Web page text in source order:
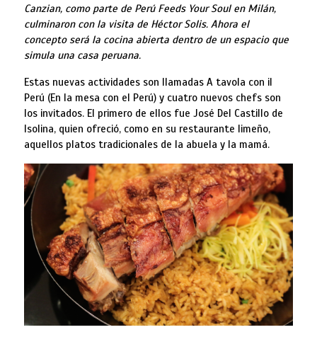
Canzian, como parte de Perú Feeds Your Soul en Milán,
culminaron con la visita de Héctor Solis. Ahora el
concepto será la cocina abierta dentro de un espacio que
simula una casa peruana.
Estas nuevas actividades son llamadas A tavola con il
Perú (En la mesa con el Perú) y cuatro nuevos chefs son
los invitados. El primero de ellos fue José Del Castillo de
Isolina, quien ofreció, como en su restaurante limeño,
aquellos platos tradicionales de la abuela y la mamá.